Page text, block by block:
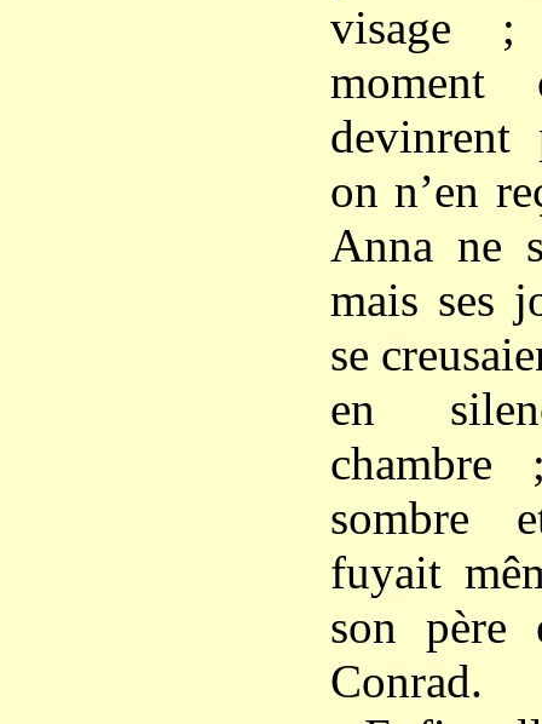
visage
devinrent
on n’en
Anna ne
mais ses
se
en
sombre
fuyait
son père
Conrad.